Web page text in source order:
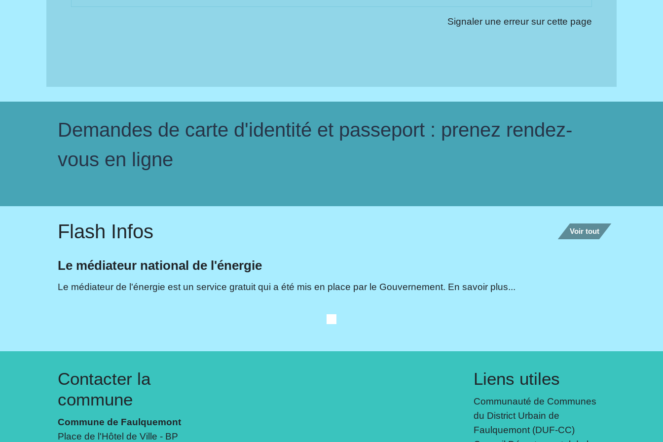
Signaler une erreur sur cette page
Demandes de carte d'identité et passeport : prenez rendez-
vous en ligne
Flash Infos Voir tout
Le médiateur national de l'énergie
Le médiateur de l'énergie est un service gratuit qui a été mis en place par le Gouvernement. En savoir plus...
Contacter la
commune
Commune de Faulquemont
Place de l'Hôtel de Ville - BP
Liens utiles
Communauté de Communes
du District Urbain de
Faulquemont (DUF-CC)